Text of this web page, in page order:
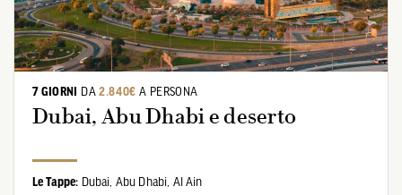
7 GIORNI DA2.840€ A PERSONA
Dubai, Abu Dhabi e deserto
Le Tappe: Dubai, Abu Dhabi, Al Ain